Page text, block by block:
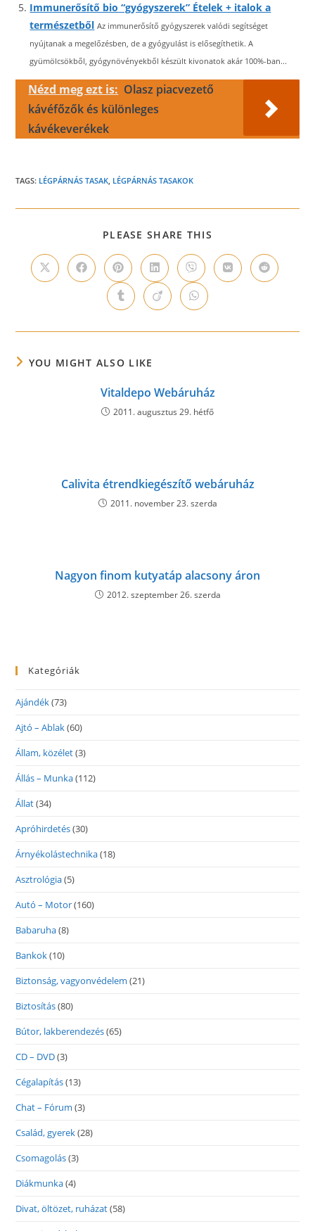
Immunerősítő bio “gyógyszerek” Ételek + italok a
természetből Az immunerősítő gyógyszerek valódi segítséget
nyújtanak a megelőzésben, de a gyógyulást is elősegíthetik. A
gyümölcsökből, gyógynövényekből készült kivonatok akár 100%-ban...
Nézd meg ezt is: Olasz piacvezető
kávéfőzők és különleges
kávékeverékek
TAGS: LÉGPÁRNÁS TASAK, LÉGPÁRNÁS TASAKOK
PLEASE SHARE THIS
CONTENT
Opens
in
Opens
in
window
Opens
in
a
new
window
Opens
in
a
new
window
Opens
in
a
new
window
Opens
in
Opens
in
Opens
in
new
Opens
in
new
Opens
in
new
YOU MIGHT ALSO LIKE
Vitaldepo Webáruház
2011. augusztus 29. hétfő
Calivita étrendkiegészítő webáruház
2011. november 23. szerda
Nagyon finom kutyatáp alacsony áron
2012. szeptember 26. szerda
Kategóriák
Ajándék(73)
Ajtó – Ablak(60)
Állam, közélet(3)
Állás – Munka(112)
Állat(34)
Apróhirdetés(30)
Árnyékolástechnika(18)
Asztrológia(5)
Autó – Motor(160)
Babaruha(8)
Bankok(10)
Biztonság, vagyonvédelem (21)
Biztosítás(80)
Bútor, lakberendezés(65)
CD – DVD(3)
Cégalapítás(13)
Chat – Fórum (3)
Család, gyerek(28)
Csomagolás(3)
Diákmunka(4)
Divat, öltözet, ruházat(58)